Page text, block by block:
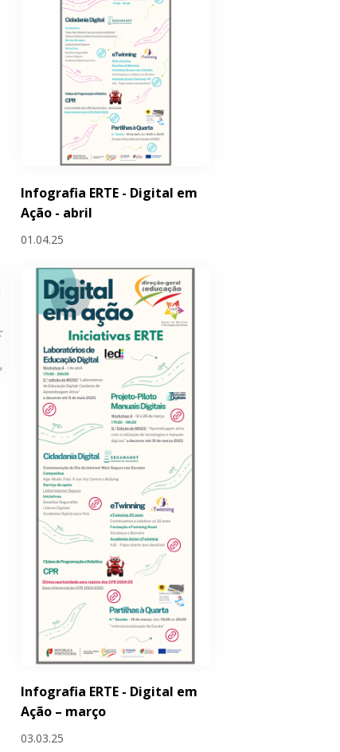
Infografia ERTE - Digital em
Ação - abril
01.04.25
Infografia ERTE - Digital em
Ação – março
03.03.25